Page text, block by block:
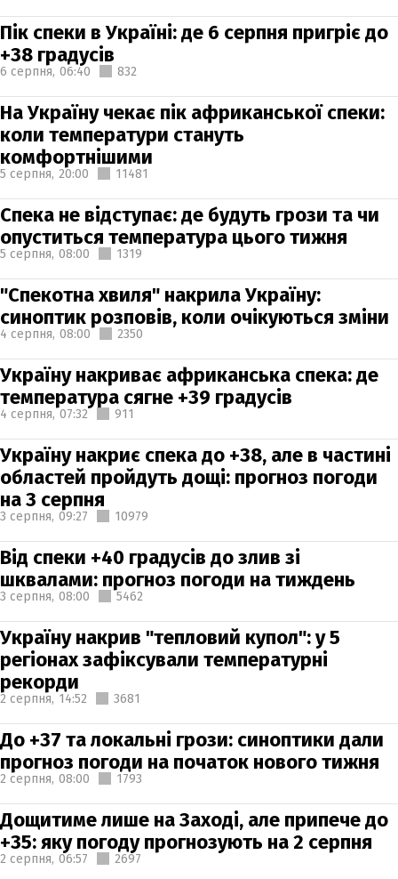
Пік спеки в Україні: де 6 серпня пригріє до
+38 градусів
6 серпня, 06:40 832
На Україну чекає пік африканської спеки:
коли температури стануть
комфортнішими
5 серпня, 20:00 11481
Спека не відступає: де будуть грози та чи
опуститься температура цього тижня
5 серпня, 08:00 1319
"Спекотна хвиля" накрила Україну:
синоптик розповів, коли очікуються зміни
4 серпня, 08:00 2350
Україну накриває африканська спека: де
температура сягне +39 градусів
4 серпня, 07:32 911
Україну накриє спека до +38, але в частині
областей пройдуть дощі: прогноз погоди
на 3 серпня
3 серпня, 09:27 10979
Від спеки +40 градусів до злив зі
шквалами: прогноз погоди на тиждень
3 серпня, 08:00 5462
Україну накрив "тепловий купол": у 5
регіонах зафіксували температурні
рекорди
2 серпня, 14:52 3681
До +37 та локальні грози: синоптики дали
прогноз погоди на початок нового тижня
2 серпня, 08:00 1793
Дощитиме лише на Заході, але припече до
+35: яку погоду прогнозують на 2 серпня
2 серпня, 06:57 2697